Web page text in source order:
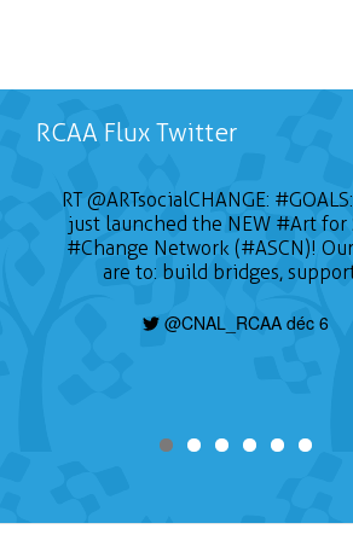
RCAA Flux Twitter
RT@ARTsocialCHANGE: #GOALS
just launched the NEW #Artfor
#Change Network (#ASCN)!
are to: build bridges,
@CNAL_RCAA déc 6